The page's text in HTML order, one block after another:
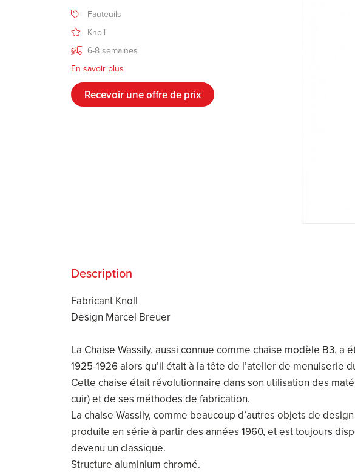
Fauteuils
Knoll
6-8 semaines
En savoir plus
Recevoir une offre de prix
Description
Fabricant Knoll
Design Marcel Breuer
La Chaise Wassily, aussi connue comme chaise modèle B3, a
1925-1926 alors qu’il était à la tête de l’atelier de menuiserie
Cette chaise était révolutionnaire dans son utilisation des
cuir) et de ses méthodes de fabrication.
La chaise Wassily, comme beaucoup d’autres objets de
produite en série à partir des années 1960, et est toujours
devenu un classique.
Structure aluminium chromé.